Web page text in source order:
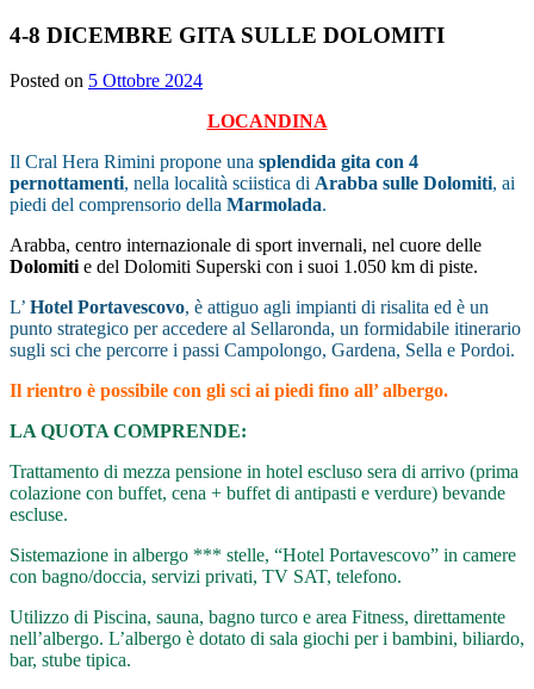
4-8 DICEMBRE GITA SULLE DOLOMITI
Posted on 5 Ottobre 2024
LOCANDINA
Il Cral Hera Rimini propone una splendida gita con 4
pernottamenti, nella località sciistica di Arabba sulle Dolomiti, ai
piedi del comprensorio della Marmolada.
Arabba, centro internazionale di sport invernali, nel cuore delle
Dolomitie del Dolomiti Superski con i suoi 1.050 km di piste.
L’ Hotel Portavescovo, è attiguo agli impianti di risalita ed è un
punto strategico per accedere al Sellaronda, un formidabile itinerario
sugli sci che percorre i passi Campolongo, Gardena, Sella e Pordoi.
Il rientro è possibile con gli sci ai piedi fino all’ albergo.
LA QUOTA COMPRENDE:
Trattamento di mezza pensione in hotel escluso sera di arrivo (prima
colazione con buffet, cena + buffet di antipasti e verdure) bevande
escluse.
Sistemazione in albergo *** stelle, “Hotel Portavescovo” in camere
con bagno/doccia, servizi privati, TV SAT, telefono.
Utilizzo di Piscina, sauna, bagno turco e area Fitness, direttamente
nell’albergo. L’albergo è dotato di sala giochi per i bambini, biliardo,
bar, stube tipica.